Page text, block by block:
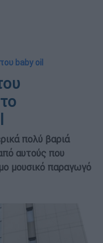
baby oil
πολύ βαριά
αυτούς που
μουσικό παραγωγό